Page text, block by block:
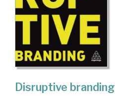
Disruptive branding